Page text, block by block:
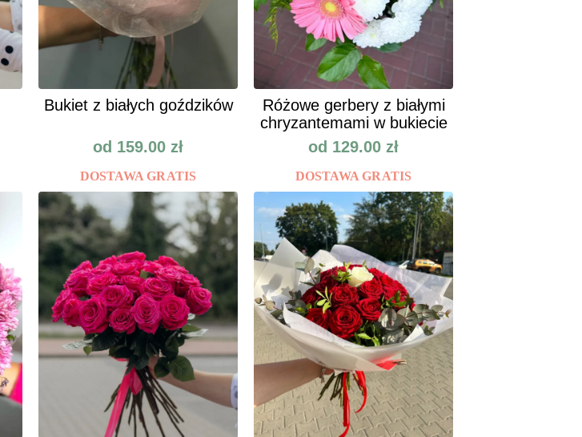
Bukiet z białych goździków
od 159.00 zł
DOSTAWA GRATIS
Różowe gerbery z białymi
chryzantemami w bukiecie
od 129.00 zł
DOSTAWA GRATIS